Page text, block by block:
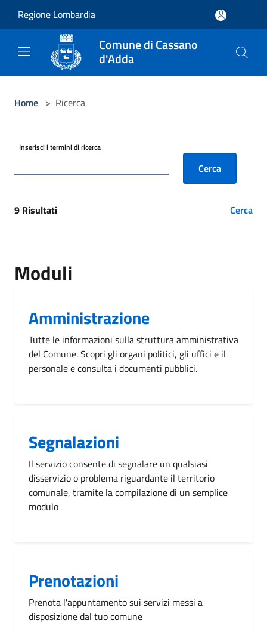
Regione Lombardia
Comune di Cassano
d'Adda
Home > Ricerca
Inserisci i termini di ricerca
Cerca
[results] Risultati
9 Risultati Cerca
Moduli
Amministrazione
Tutte le informazioni sulla struttura amministrativa
del Comune. Scopri gli organi politici, gli uffici e il
personale e consulta i documenti pubblici.
Segnalazioni
Il servizio consente di segnalare un qualsiasi
disservizio o problema riguardante il territorio
comunale, tramite la compilazione di un semplice
modulo
Prenotazioni
Prenota l'appuntamento sui servizi messi a
disposizione dal tuo comune